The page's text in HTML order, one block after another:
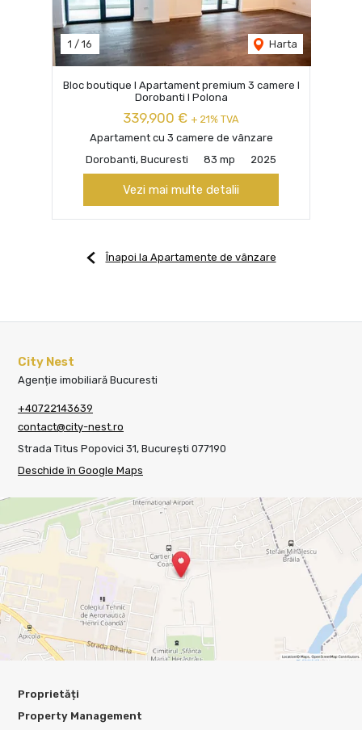
1 / 16 Harta
Bloc boutique I Apartament premium 3 camere I
Dorobanti I Polona
339,900 € + 21% TVA
Apartament cu 3 camere de vânzare
Dorobanti, Bucuresti
83 mp 2025
Vezi mai multe detalii
Înapoi la Apartamente de vânzare
City Nest
Agenție imobiliară Bucuresti
+40722143639
contact@city-nest.ro
Strada Titus Popovici 31, București 077190
Deschide în Google Maps
Proprietăți
Property Management